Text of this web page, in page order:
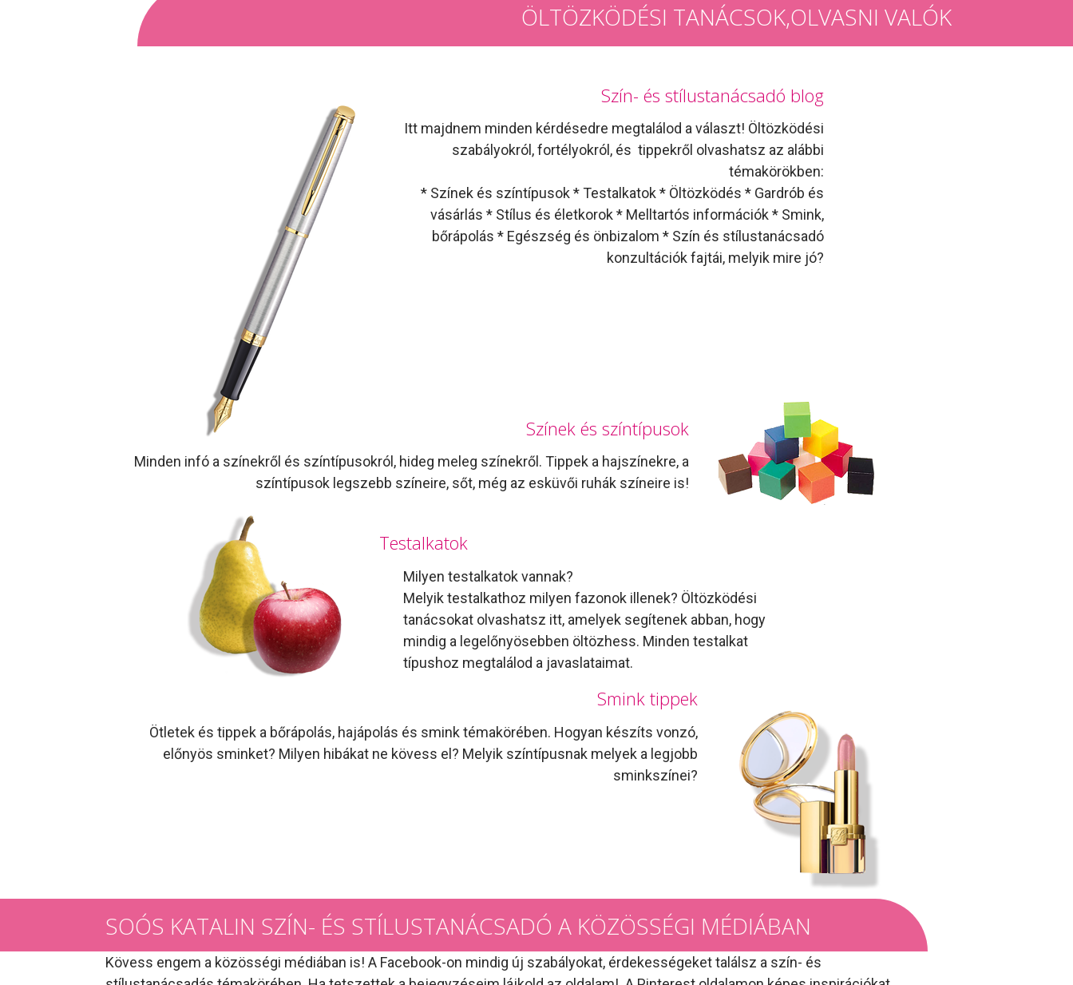
ÖLTÖZKÖDÉSI TANÁCSOK,OLVASNI VALÓK
Szín- és stílustanácsadó blog
Itt majdnem minden kérdésedre megtalálod a választ! Öltözködési
szabályokról, fortélyokról, és tippekről olvashatsz az alábbi
témakörökben:
* Színek és színtípusok * Testalkatok * Öltözködés * Gardrób és
vásárlás * Stílus és életkorok * Melltartós információk * Smink,
bőrápolás * Egészség és önbizalom * Szín és stílustanácsadó
konzultációk fajtái, melyik mire jó?
Színek és színtípusok
Minden infó a színekről és színtípusokról, hideg meleg színekről. Tippek a hajszínekre, a
színtípusok legszebb színeire, sőt, még az esküvői ruhák színeire is!
Testalkatok
Milyen testalkatok vannak?
Melyik testalkathoz milyen fazonok illenek? Öltözködési
tanácsokat olvashatsz itt, amelyek segítenek abban, hogy
mindig a legelőnyösebben öltözhess. Minden testalkat
típushoz megtalálod a javaslataimat.
Smink tippek
Ötletek és tippek a bőrápolás, hajápolás és smink témakörében. Hogyan készíts vonzó,
előnyös sminket? Milyen hibákat ne kövess el? Melyik színtípusnak melyek a legjobb
sminkszínei?
SOÓS KATALIN SZÍN- ÉS STÍLUSTANÁCSADÓ A KÖZÖSSÉGI MÉDIÁBAN
Kövess engem a közösségi médiában is! A Facebook-on mindig új szabályokat, érdekességeket találsz a szín- és